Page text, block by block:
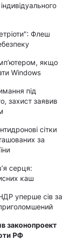
Флеш
якщо
Windows
під
захист заявив
сітки
за
серця:
каш
уперше сів за
законопроект
РФ